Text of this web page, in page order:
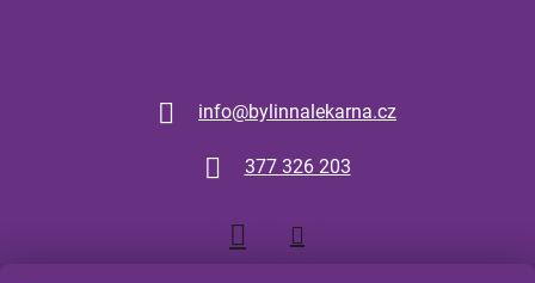
info@bylinnalekarna.cz
377 326 203